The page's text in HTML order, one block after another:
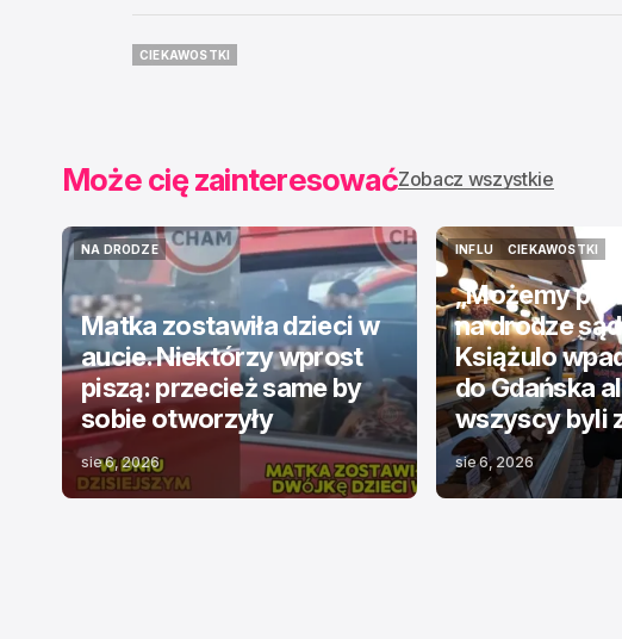
CIEKAWOSTKI
Może cię zainteresowaćZobacz wszystkie
NA DRODZE
NA DRODZE
Matka zostawiła dzieci w
aucie. Niektórzy wprost
piszą: przecież same by
sobie otworzyły
sie 6, 2026
INFLU
INFLU
CIEKAWOSTKI
CIEKAWOSTKI
„Możemy
na drodze
Książulo
do Gdańska
wszyscy byli
sie 6, 2026